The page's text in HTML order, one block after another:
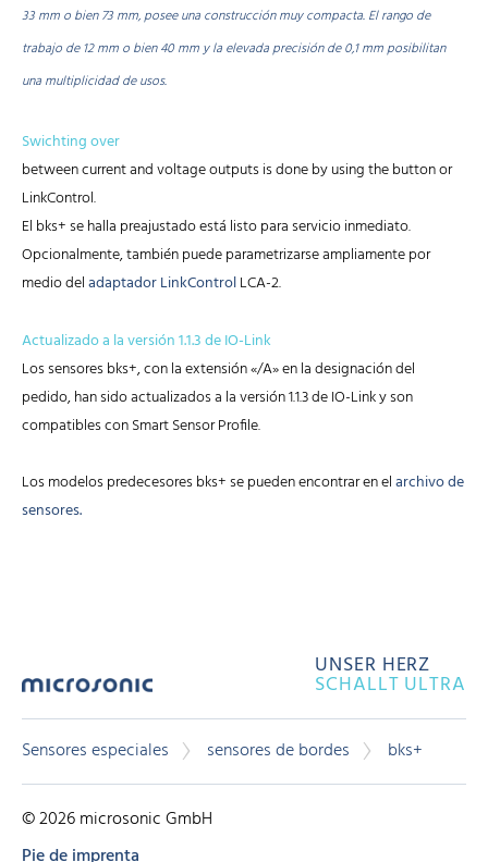
33 mm o bien 73 mm, posee una construcción muy compacta. El rango de
trabajo de 12 mm o bien 40 mm y la elevada precisión de 0,1 mm posibilitan
una multiplicidad de usos.
Swichting over
between current and voltage outputs is done by using the button or
LinkControl.
El bks+ se halla preajustado está listo para servicio inmediato.
Opcionalmente, también puede parametrizarse ampliamente por
medio deladaptador LinkControlLCA-2.
Actualizado a la versión 1.1.3 de IO-Link
Los sensores bks+, con la extensión «/A» en la designación del
pedido, han sido actualizados a la versión 1.1.3 de IO-Link y son
compatibles con Smart Sensor Profile.
Los modelos predecesores bks+ se pueden encontrar en elarchivo de
sensores.
UNSER HERZ
SCHALLT ULTRA
Sensores especiales sensores de bordes bks+
© 2026 microsonic GmbH
Pie de imprenta